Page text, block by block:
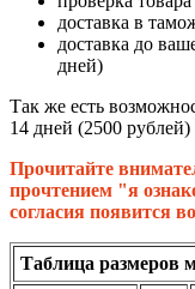
доставка в
доставка до
дней)
Так же есть
14 дней (2500 рублей)
Прочитайте
прочтением "я
согласия появится
Таблица размеров